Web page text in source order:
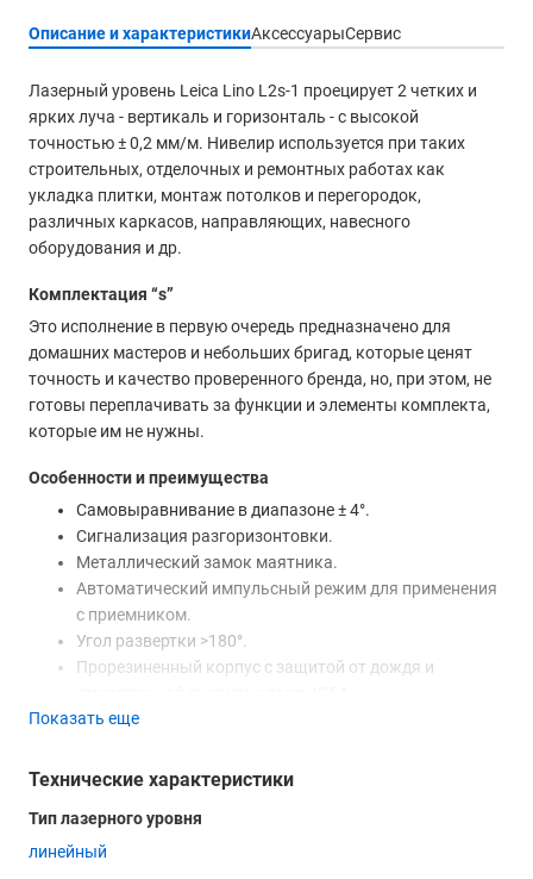
Описание и характеристикиАксессуарыСервис
Лазерный уровень Leica Lino L2s-1 проецирует 2 четких и
ярких луча - вертикаль и горизонталь - с высокой
точностью ± 0,2 мм/м. Нивелир используется при таких
строительных, отделочных и ремонтных работах как
укладка плитки, монтаж потолков и перегородок,
различных каркасов, направляющих, навесного
оборудования и др.
Комплектация “s”
Это исполнение в первую очередь предназначено для
домашних мастеров и небольших бригад, которые ценят
точность и качество проверенного бренда, но, при этом, не
готовы переплачивать за функции и элементы комплекта,
которые им не нужны.
Особенности и преимущества
Самовыравнивание в диапазоне ± 4°.
Сигнализация разгоризонтовки.
Металлический замок маятника.
Автоматический импульсный режим для применения
с приемником.
Угол развертки >180°.
Прорезиненный корпус с защитой от дождя и
Лазерный нивелир Leica Lino L2s-1 питается от батареек
хватает на 13 часов непрерывной работы.
Показать еще
Технические характеристики
Тип лазерного уровня
линейный